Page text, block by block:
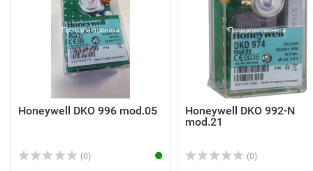
Honeywell DKO 996 mod.05
(0)
Honeywell DKO 992-N
mod.21
(0)